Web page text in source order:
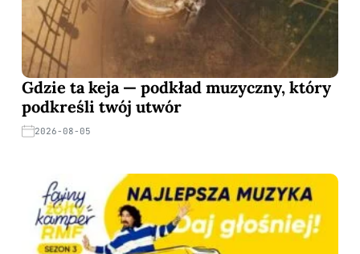
Gdzie ta keja — podkład muzyczny, który
podkreśli twój utwór
2026-08-05